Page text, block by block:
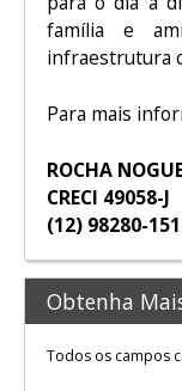
família e
infraestrutura
Para mais
ROCHA
CRECI 49058-J
(12) 98280-
Obtenha
Todos os campos